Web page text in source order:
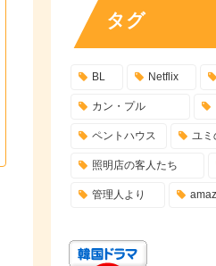
タグ
BL Netflix
カン・プル
ペントハウス ユミ
照明店の客人たち
管理人より